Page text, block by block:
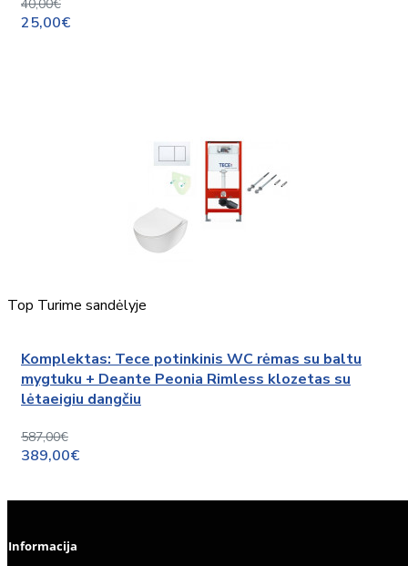
40,00€
25,00€
Top Turime sandėlyje
Komplektas: Tece potinkinis WC rėmas su baltu
mygtuku + Deante Peonia Rimless klozetas su
lėtaeigiu dangčiu
587,00€
389,00€
Informacija